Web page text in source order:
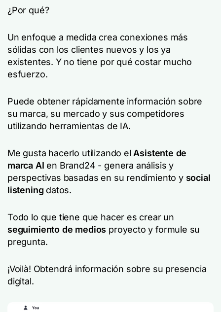
¿Por qué?
Un enfoque a medida crea conexiones más
sólidas con los clientes nuevos y los ya
existentes. Y no tiene por qué costar mucho
esfuerzo.
Puede obtener rápidamente información sobre
su marca, su mercado y sus competidores
utilizando herramientas de IA.
Me gusta hacerlo utilizando el Asistente de
marca AI en Brand24 - genera análisis y
perspectivas basadas en su rendimiento y social
listening datos.
Todo lo que tiene que hacer es crear un
seguimiento de medios proyecto y formule su
pregunta.
¡Voilà! Obtendrá información sobre su presencia
digital.